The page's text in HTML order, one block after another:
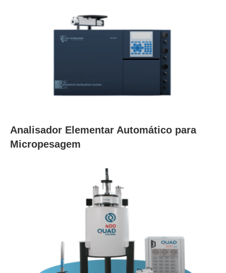
Analisador Elementar Automático para
Micropesagem